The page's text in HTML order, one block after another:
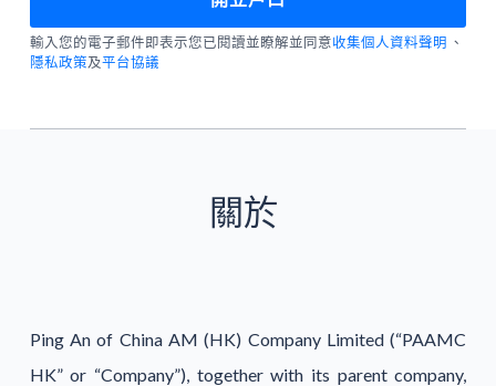
輸入您的電子郵件即表示您已閱讀並瞭解並同意收集個人資料聲明 、
隱私政策及平台協議
關於
Ping An of China AM (HK) Company Limited (“PAAMC
HK” or “Company”), together with its parent company,